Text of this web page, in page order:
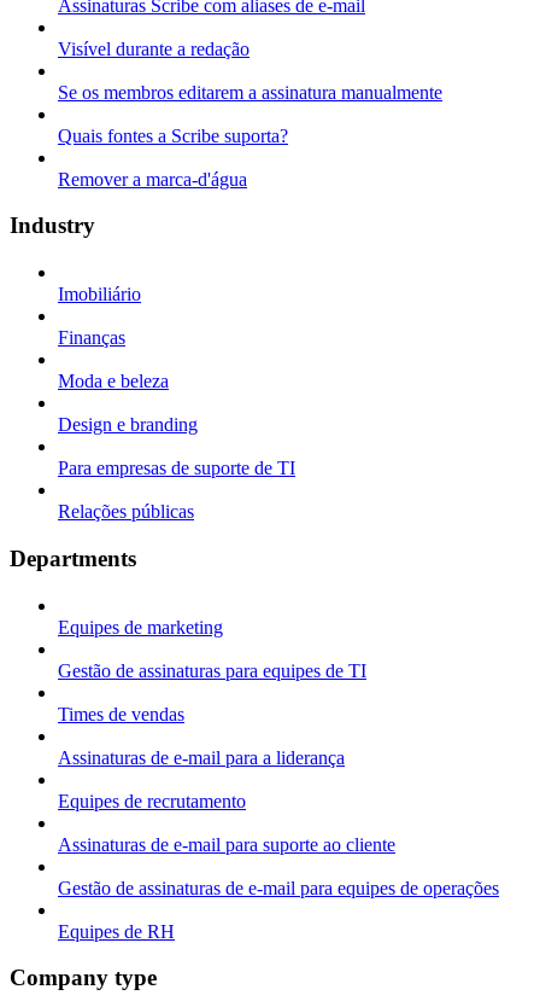
Assinaturas Scribe com aliases de e-mail
Visível durante a redação
Se os membros editarem a assinatura manualmente
Quais fontes a Scribe suporta?
Remover a marca-d'água
Industry
Imobiliário
Finanças
Moda e beleza
Design e branding
Para empresas de suporte de TI
Relações públicas
Departments
Equipes de marketing
Gestão de assinaturas para equipes de TI
Times de vendas
Assinaturas de e-mail para a liderança
Equipes de recrutamento
Assinaturas de e-mail para suporte ao cliente
Gestão de assinaturas de e-mail para equipes de operações
Equipes de RH
Company type